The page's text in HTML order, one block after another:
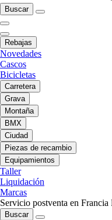
Buscar
Rebajas
Novedades
Cascos
Bicicletas
Carretera
Grava
Montaña
BMX
Ciudad
Piezas de recambio
Equipamientos
Taller
Liquidación
Marcas
Servicio postventa en Francia
Buscar